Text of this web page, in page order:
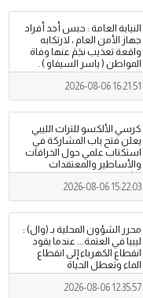
النيابة العامة : حبس أحد أفراد
جهاز الأمن العام ، لارتكابه
واقعة تعذيب نجَمَ عنها وفاة
المواطن ( ياسر السيفاو ) .
2026-08-06 16:21:51
كرسي الألكسو للتراث الليبي
يعلن فتح باب المشاركة في
استكتاب علمي حول الخرافات
والأساطير والمعتقدات
الشعبية
2026-08-06 15:22:03
محرر الشؤون المحلية بـ (وال) :
ليبيا في العتمة... عندما يقود
انقطاع الكهرباء إلى انقطاع
الماء وتعطل الحياة
2026-08-06 12:35:57